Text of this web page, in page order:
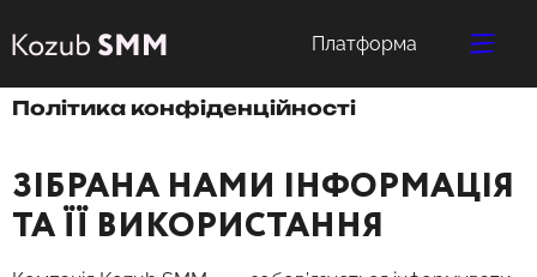
Платформа
Політика конфіденційності
ЗІБРАНА НАМИ ІНФОРМАЦІЯ
ТА ЇЇ ВИКОРИСТАННЯ